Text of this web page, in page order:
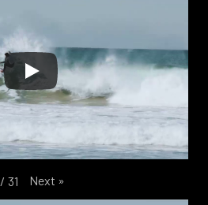
/ 31 Next »